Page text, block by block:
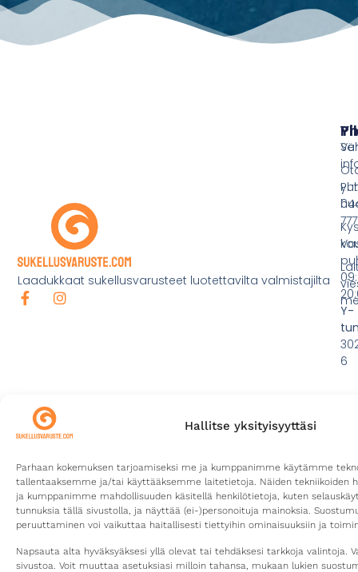
Hallitse yksityisyyttäsi
Parhaan kokemuksen tarjoamiseksi me ja kumppanimme käytämme
tallentaaksemme ja/tai käyttääksemme laitetietoja. Näiden tekniikoiden
ja kumppanimme mahdollisuuden käsitellä henkilötietoja, kuten
tunnuksia tällä sivustolla, ja näyttää (ei-)personoituja mainoksia.
peruuttaminen voi vaikuttaa haitallisesti tiettyihin ominaisuuksiin ja
Napsauta alta hyväksyäksesi yllä olevat tai tehdäksesi tarkkoja valintoja.
sivustoa. Voit muuttaa asetuksiasi milloin tahansa, mukaan lukien
Laadukkaat sukellusvarusteet luotettavilta valmistajilta
Y-
6
©2026
Sukellusvaruste.com
TietosuojaselosteToimitusehdotKotisivut yritykselle
Digitoimisto CURU